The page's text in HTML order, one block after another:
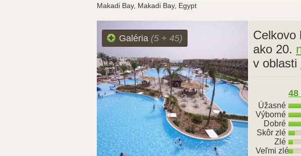
Makadi Bay, Makadi Bay, Egypt
Galéria (5 + 45)
Celkovo
ako 20.
v oblasti
48
Úžasné
Výborné
Dobré
Skôr zlé
Zlé
Veľmi zlé